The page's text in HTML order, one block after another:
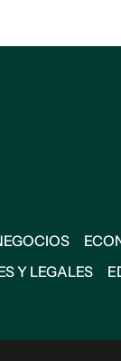
Y LEGALES